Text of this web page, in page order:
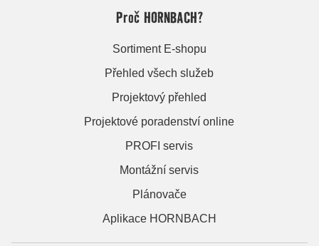
Proč HORNBACH?
Sortiment E-shopu
Přehled všech služeb
Projektový přehled
Projektové poradenství online
PROFI servis
Montážní servis
Plánovače
Aplikace HORNBACH